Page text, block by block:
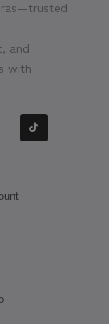
and
with
T
i
k
t